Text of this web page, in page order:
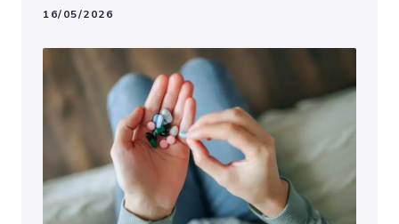
16/05/2026